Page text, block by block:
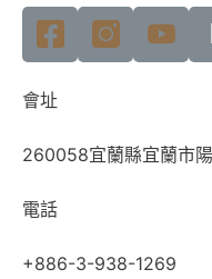
會址
260058宜蘭縣宜蘭市
電話
+886-3-938-1269